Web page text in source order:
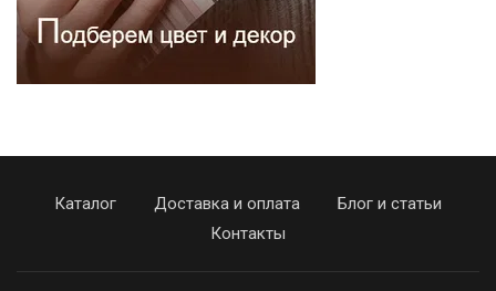
Каталог Доставка и оплата
Блог и статьи
Контакты